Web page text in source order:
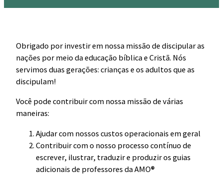
Obrigado por investir em nossa missão de discipular as
nações por meio da educação bíblica e Cristã. Nós
servimos duas gerações: crianças e os adultos que as
discipulam!
Você pode contribuir com nossa missão de várias
maneiras:
Ajudar com nossos custos operacionais em geral
Contribuir com o nosso processo contínuo de
escrever, ilustrar, traduzir e produzir os guias
adicionais de professores da AMO®